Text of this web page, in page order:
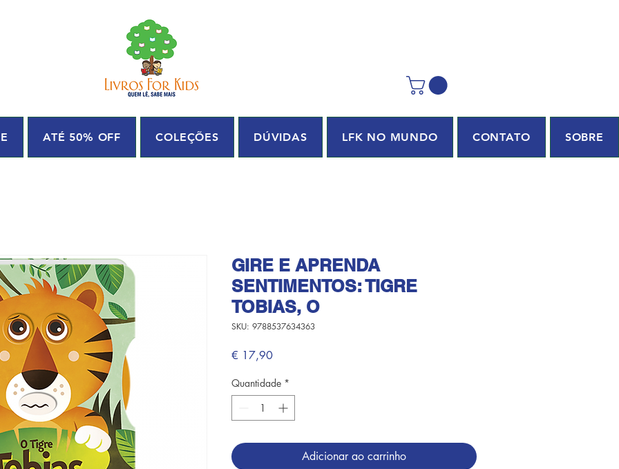
ATÉ 50% OFF COLEÇÕES DÚVIDAS LFK NO MUNDO CONTATO SOBRE
GIRE E APRENDA
SENTIMENTOS: TIGRE
TOBIAS, O
SKU: 9788537634363
€ 17,90Preço
Quantidade *
Adicionar ao carrinho